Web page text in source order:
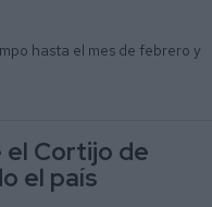
hasta el mes de febrero y
el Cortijo de
el país